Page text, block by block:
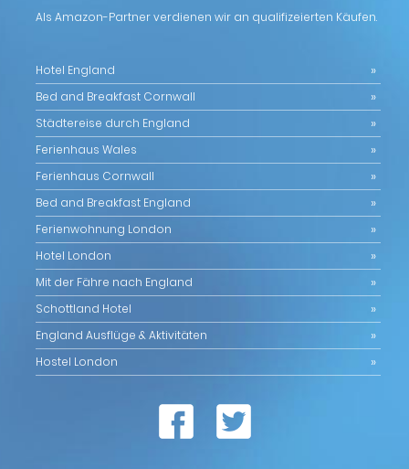
Als Amazon-Partner verdienen wir an qualifizeierten Käufen.
Hotel England
Bed and Breakfast Cornwall
Städtereise durch England
Ferienhaus Wales
Ferienhaus Cornwall
Bed and Breakfast England
Ferienwohnung London
Hotel London
Mit der Fähre nach England
Schottland Hotel
England Ausflüge & Aktivitäten
Hostel London